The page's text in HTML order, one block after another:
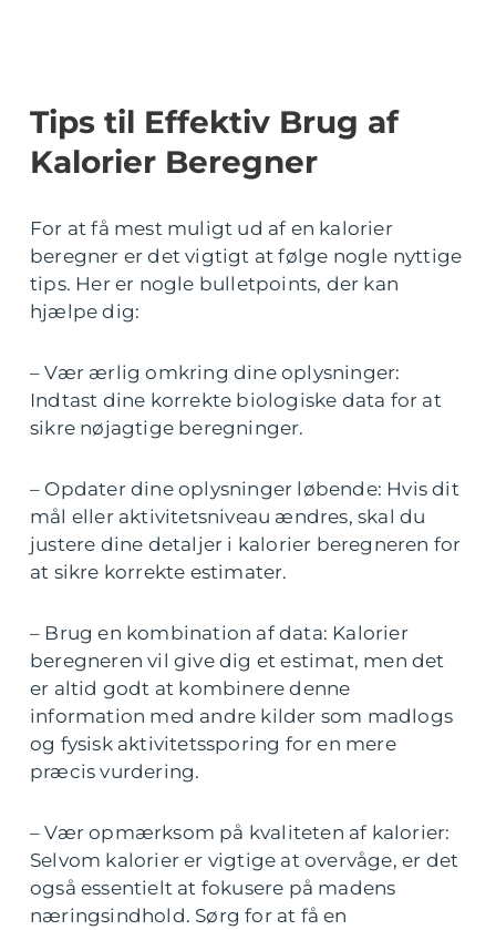
Tips til Effektiv Brug af
Kalorier Beregner
For at få mest muligt ud af en kalorier
beregner er det vigtigt at følge nogle nyttige
tips. Her er nogle bulletpoints, der kan
hjælpe dig:
– Vær ærlig omkring dine oplysninger:
Indtast dine korrekte biologiske data for at
sikre nøjagtige beregninger.
– Opdater dine oplysninger løbende: Hvis dit
mål eller aktivitetsniveau ændres, skal du
justere dine detaljer i kalorier beregneren for
at sikre korrekte estimater.
– Brug en kombination af data: Kalorier
beregneren vil give dig et estimat, men det
er altid godt at kombinere denne
information med andre kilder som madlogs
og fysisk aktivitetssporing for en mere
præcis vurdering.
– Vær opmærksom på kvaliteten af kalorier:
Selvom kalorier er vigtige at overvåge, er det
også essentielt at fokusere på madens
næringsindhold. Sørg for at få en